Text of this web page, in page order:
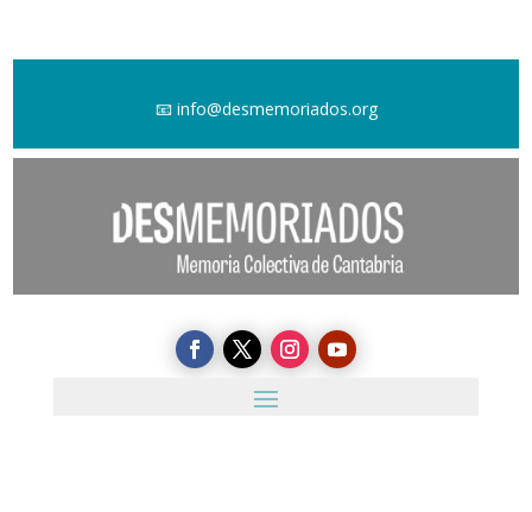
📧 info@desmemoriados.org